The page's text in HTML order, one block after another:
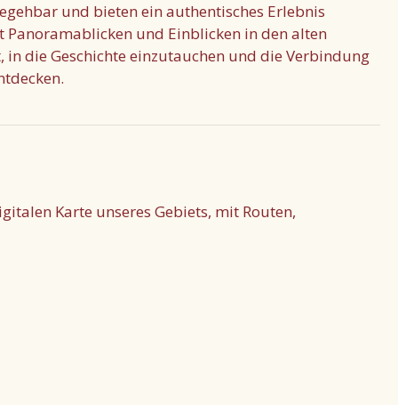
und bieten ein authentisches Erlebnis
und Einblicken in den alten
die Geschichte einzutauchen und die Verbindung
Karte unseres Gebiets, mit Routen,